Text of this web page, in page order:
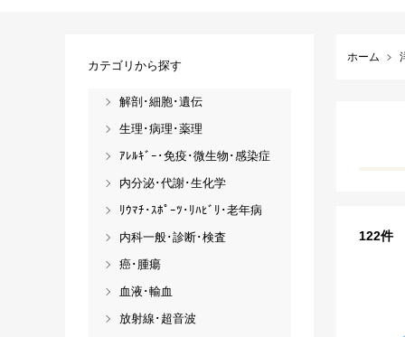
ホーム
122件
カテゴリから探す
解剖･細胞･遺伝
生理･病理･薬理
ｱﾚﾙｷﾞｰ･免疫･微生物･感染症
内分泌･代謝･生化学
ﾘｳﾏﾁ･ｽﾎﾟｰﾂ･ﾘﾊﾋﾞﾘ･老年病
内科一般･診断･検査
癌･腫瘍
血液･輸血
放射線･超音波